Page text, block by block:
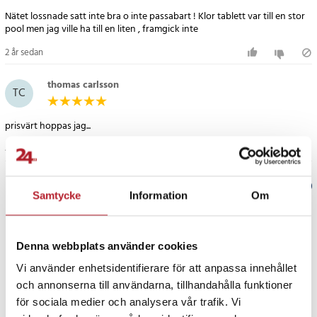
Samtycke Information Om
Denna webbplats använder cookies
Vi använder enhetsidentifierare för att anpassa innehållet
och annonserna till användarna, tillhandahålla funktioner
för sociala medier och analysera vår trafik. Vi
- UV-stabilisering: Ja, skyddar mot klornedbrytning
- Dosering: 1 tablett per 20 000 liter vatten
- Förpackning: Plastbehållare med barnsäkert lock
för barn
- Användningsråd: Använd med försiktighet, läs etikett och
bruksanvisning innan användning
Artikelnummer
Nätet lossnade satt inte bra o inte passabart ! Klor tablett var till en stor
pool men jag ville ha till en liten , framgick inte
2 år sedan
TC thomas carlsson
prisvärt hoppas jag...
4 år sedan
UTFÖRSÄLJNING